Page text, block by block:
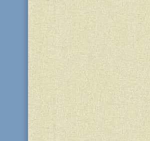
Землі та Неба. Ця споруда
настільки важливою у
людини з Б-гом, що
третин усіх заповідей Тори
від існування Храму. Його...